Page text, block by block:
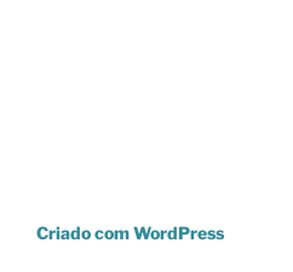
Criado com WordPress